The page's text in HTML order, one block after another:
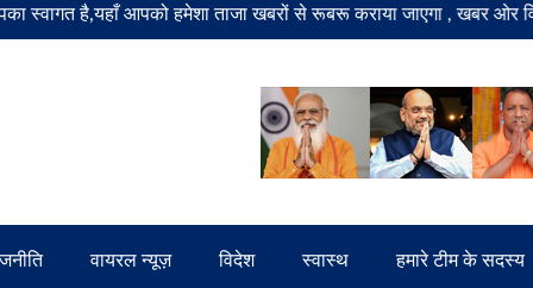
आपको हमेशा ताजा खबरों से रूबरू कराया जाएगा , खबर ओर
वायरल न्यूज़ विदेश स्वास्थ हमारे टीम के सदस्य